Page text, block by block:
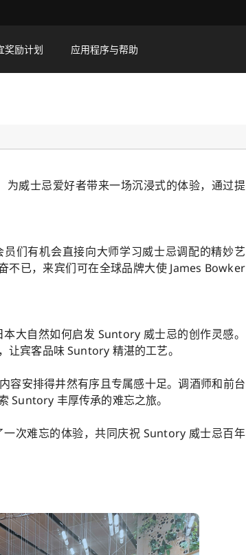
奖励计划 应用程序与帮助
威士忌爱好者带来一场沉浸式的体验，通过提
们有机会直接向大师学习威士忌调配的精妙艺
已，来宾们可在全球品牌大使 James Bowker
大自然如何启发 Suntory 威士忌的创作灵感。
让宾客品味 Suntory 精湛的工艺。
容安排得井然有序且专属感十足。调酒师和前台
Suntory 丰厚传承的难忘之旅。
次难忘的体验，共同庆祝 Suntory 威士忌百年